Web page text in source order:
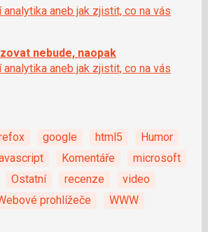
analytika aneb jak zjistit, co na vás
nebude, naopak
analytika aneb jak zjistit, co na vás
google html5
Humor
Komentáře
microsoft
Ostatní recenze
video
prohlížeče
WWW